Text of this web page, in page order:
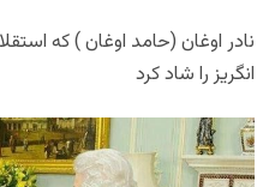
نادر اوغان (حامد اوغان ) که
انگریز را شاد کرد